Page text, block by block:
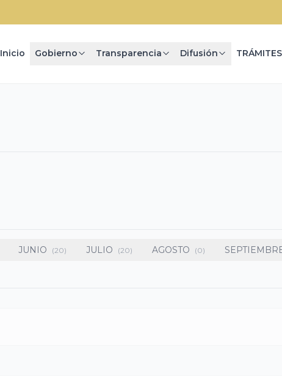
Inicio Gobierno Transparencia Difusión
JUNIO (20) JULIO (20) AGOSTO (0)